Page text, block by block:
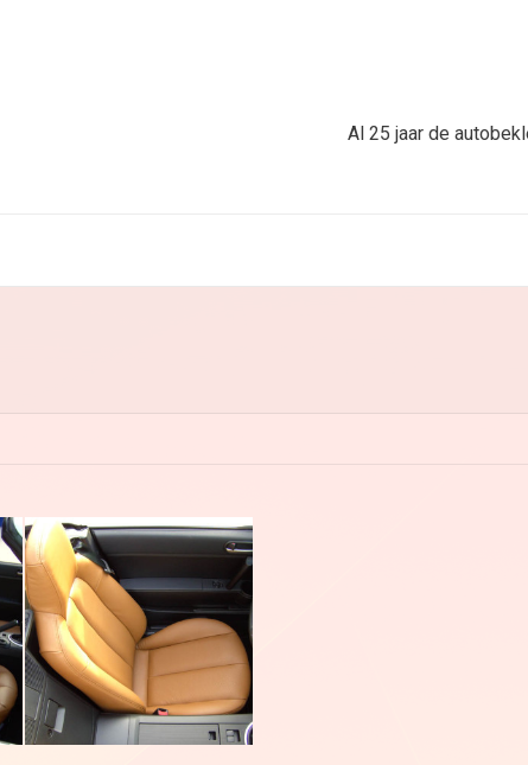
Al 25 jaar de